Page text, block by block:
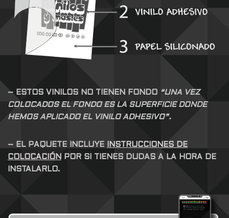
– ESTOS VINILOS NO TIENEN FONDO “UNA VEZ
COLOCADOS EL FONDO ES LA SUPERFICIE DONDE
HEMOS APLICADO EL VINILO ADHESIVO”.
– EL PAQUETE INCLUYE
INSTRUCCIONES DE
COLOCACIÓN
POR SI TIENES DUDAS A LA HORA DE
INSTALARLO.